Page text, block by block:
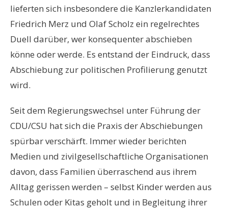
lieferten sich insbesondere die Kanzlerkandidaten
Friedrich Merz und Olaf Scholz ein regelrechtes
Duell darüber, wer konsequenter abschieben
könne oder werde. Es entstand der Eindruck, dass
Abschiebung zur politischen Profilierung genutzt
wird.
Seit dem Regierungswechsel unter Führung der
CDU/CSU hat sich die Praxis der Abschiebungen
spürbar verschärft. Immer wieder berichten
Medien und zivilgesellschaftliche Organisationen
davon, dass Familien überraschend aus ihrem
Alltag gerissen werden – selbst Kinder werden aus
Schulen oder Kitas geholt und in Begleitung ihrer